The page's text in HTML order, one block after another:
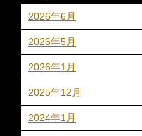
2026年6月
2026年5月
2026年1月
2025年12月
2024年1月